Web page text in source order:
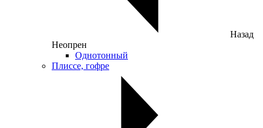
Назад
Неопрен
Однотонный
Плиссе, гофре